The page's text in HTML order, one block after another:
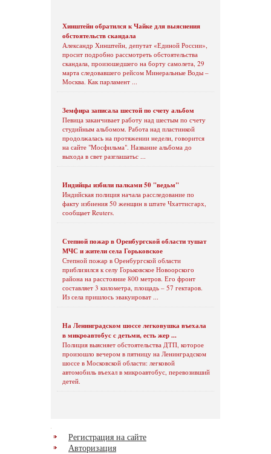
Хинштейн обратился к Чайке для выяснения
обстоятельств скандала
Александр Хинштейн, депутат «Единой России»,
просит подробно рассмотреть обстоятельства
скандала, произошедшего на борту самолета, 29
марта следовавшего рейсом Минеральные Воды –
Москва. Как парламент ...
Земфира записала шестой по счету альбом
Певица заканчивает работу над шестым по счету
студийным альбомом. Работа над пластинкой
продолжалась на протяжении недели, говорится
на сайте "Мосфильма". Название альбома до
выхода в свет разглашатьс ...
Индийцы избили палками 50 "ведьм"
Индийская полиция начала расследование по
факту избиения 50 женщин в штате Чхаттисгарх,
сообщает Reuters.
Степной пожар в Оренбургской области тушат
МЧС и жители села Горьковское
Степной пожар в Оренбургской области
приблизился к селу Горьковское Новоорского
района на расстояние 800 метров. Его фронт
составляет 3 километра, площадь – 57 гектаров.
Из села пришлось эвакуироват ...
На Ленинградском шоссе легковушка въехала
в микроавтобус с детьми, есть жер ...
Полиция выясняет обстоятельства ДТП, которое
произошло вечером в пятницу на Ленинградском
шоссе в Московской области: легковой
автомобиль въехал в микроавтобус, перевозивший
детей.
Регистрация на сайте
Авторизация